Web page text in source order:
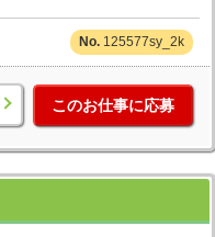
125577sy_2k
このお仕事に応募